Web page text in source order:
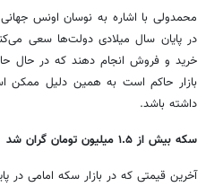
محمدولی با اشاره به نوسان اونس
در پایان سال میلادی دولت‌ها سعی
خرید و فروش انجام دهند که در حال
بازار حاکم است به همین دلیل ممکن
داشته باشد.
سکه بیش از ۱.۵ میلیون تومان گران شد